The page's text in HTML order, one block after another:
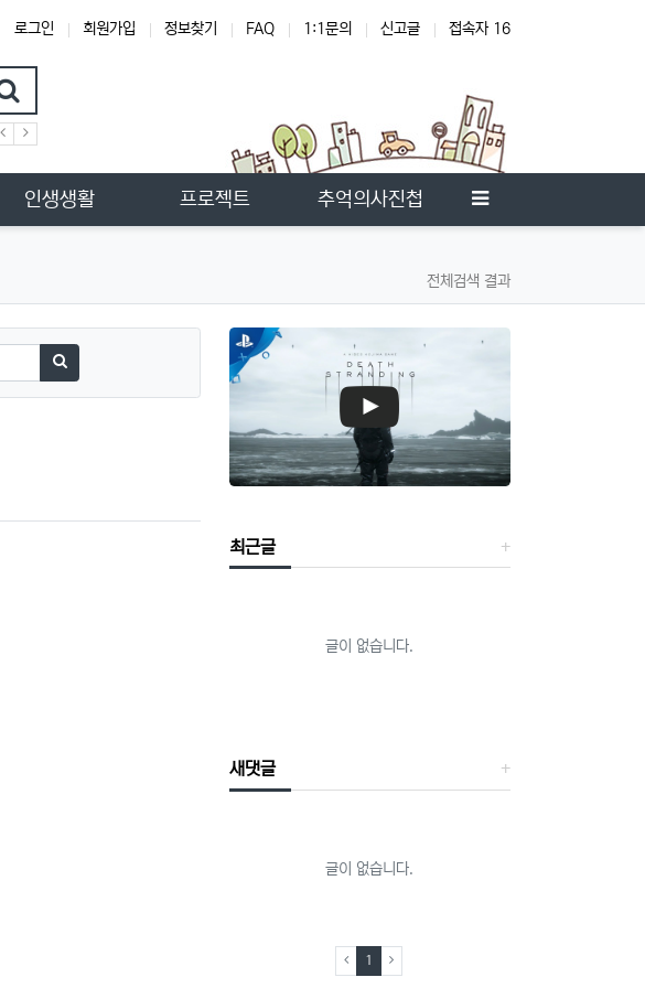
로그인 회원가입 정보찾기 FAQ 1:1문의 신고글 접속자 16
스킨
인생생활 프로젝트 추억의사진첩 사이드바
전체검색 결과
검색하기
최근글
글이 없습니다.
새댓글
글이 없습니다.
1 (current)